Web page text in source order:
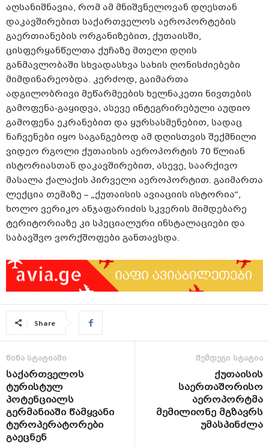
აღსანიშნავია, რომ ამ მნიშვნელოვან დღესთან
დაკავშირებით საქართველოს აეროპორტების
გაერთიანების ორგანიზებით, ქუთაისში,
ცისფერყანწელთა ქუჩაზე მთელი დღის
განმავლობაში სხვადასხვა სახის ღონისძიებები
მიმდინარეობდა. კერძოდ, გაიმართა
ადგილობრივი მეწარმეების ხელნაკეთი ნივთების
გამოფენა-გაყიდვა, ასევე ინტეგრირებული აუდიო
გამოფენა ეკრანებით და ყურსასმენებით, სადაც
ნაჩვენები იყო საგანგებოდ ამ დღისთვის შექმნილი
ვიდეო რგოლი ქუთაისის აეროპორტის 70 წლიან
ისტორიასთან დაკავშირებით, ასევე, საარქივო
მასალა ქალაქის პირველი აეროპორტით. გაიმართა
ლექცია თემაზე – „ქუთაისის ავიაციის ისტორია“,
ხოლო ვერიკო ანჯაფარიძის სკვერის მიმდებარე
ტერიტორიაზე კი სპეციალური ინსტალაციები და
საბავშვო ვორქშოფები განთავსდა.
Share
წინა სტატიაში
საქართველოს
ტურისტულ
პოტენციალს
გერმანიაში წამყვანი
ტუროპერატორები
გაეცნენ
შემდეგი სტატია
ქუთაისის
საერთაშორისო
აეროპორტმა
მემილიონე მგზავრს
უმასპინძლა